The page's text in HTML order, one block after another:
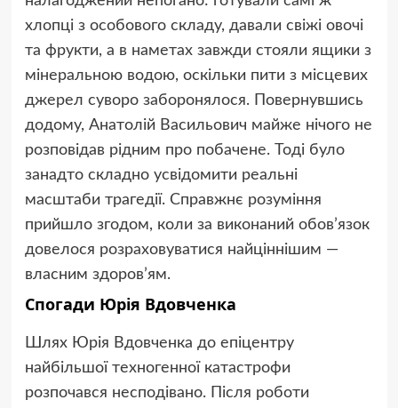
хлопці з особового складу, давали свіжі овочі
та фрукти, а в наметах завжди стояли ящики з
мінеральною водою, оскільки пити з місцевих
джерел суворо заборонялося. Повернувшись
додому, Анатолій Васильович майже нічого не
розповідав рідним про побачене. Тоді було
занадто складно усвідомити реальні
масштаби трагедії. Справжнє розуміння
прийшло згодом, коли за виконаний обов’язок
довелося розраховуватися найціннішим —
власним здоров’ям.
Спогади Юрія Вдовченка
Шлях Юрія Вдовченка до епіцентру
найбільшої техногенної катастрофи
розпочався несподівано. Після роботи